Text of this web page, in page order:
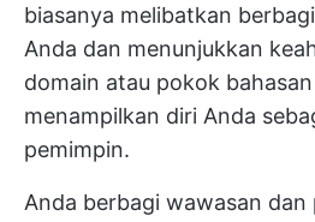
biasanya melibatkan
Anda dan menunjukkan
domain atau pokok
menampilkan diri Anda
pemimpin.
Anda berbagi wawasan dan